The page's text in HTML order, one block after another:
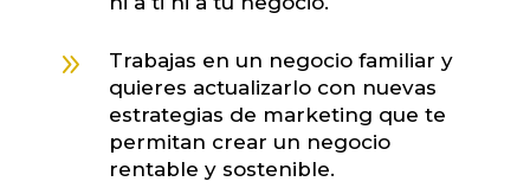
9
Trabajas en un negocio familiar y
quieres actualizarlo con nuevas
estrategias de marketing que te
permitan crear un negocio
rentable y sostenible.